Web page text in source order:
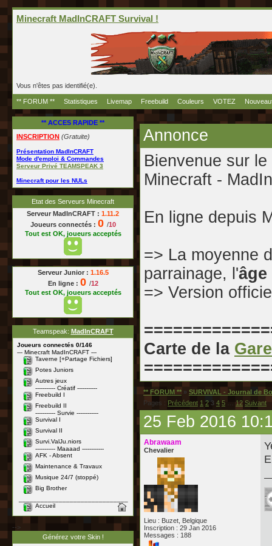
Minecraft MadInCRAFT Survival !
Vous n'êtes pas identifié(e).
** FORUM ** Statistiques Livemap Freebuild Couleurs VOTEZ
Annonce
Bienvenue sur
Minecraft -
En ligne depuis
=> La moyenne
parrainage, l'
=> Version
Carte de la
** FORUM ** » SURVIVAL - Journal de
Pages : Précédent 1 2 3 4 5 12 Suivant
25 Feb 2016
Abrawaam
Chevalier
Lieu : Buzet, Belgique
Inscription : 29 Jan 2016
Messages : 188
** ACCES RAPIDE **
INSCRIPTION (Gratuite)
Présentation MadInCRAFT
Mode d'emploi & Commandes
Serveur Privé TEAMSPEAK 3
Minecraft pour les NULs
Etat des Serveurs Minecraft
Serveur MadInCRAFT : 1.11.2
Joueurs connectés : 0 /10
Tout est OK, joueurs acceptés
Serveur Junior : 1.16.5
En ligne : 0 /12
Tout est OK, joueurs acceptés
Teamspeak: MadInCRAFT
Joueurs connectés 0/146
--- Minecraft MadInCRAFT ---
Taverne [+Partage Fichiers]
Potes Juniors
Autres jeux
----------- Créatif -----------
Freebuild I
Freebuild II
----------- Survie ------------
Survival I
Survival II
Survi.ValJu.niors
----------- Maaaad ------------
AFK - Absent
Maintenance & Travaux
Musique 24/7 (stoppé)
Big Brother
Accueil
-->
Générez votre Skin !